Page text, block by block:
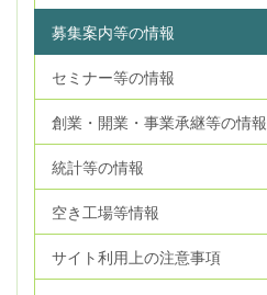
募集案内等の情報
セミナー等の情報
創業・開業・事業承継等の情報
統計等の情報
空き工場等情報
サイト利用上の注意事項